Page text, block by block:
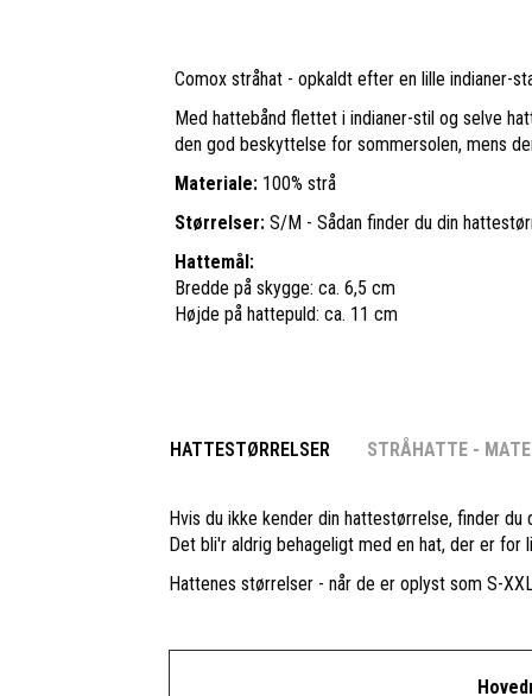
Comox stråhat - opkaldt efter en lille indianer-
Med hattebånd flettet i indianer-stil og selve
den god beskyttelse for sommersolen, mens
Materiale: 100% strå
Størrelser: S/M - Sådan finder du din
Hattemål:
Bredde på skygge: ca. 6,5 cm
Højde på hattepuld: ca. 11 cm
HATTESTØRRELSER STRÅHATTE -
Hvis du ikke kender din hattestørrelse, finder
Det bli'r aldrig behageligt med en hat, der er
Hattenes størrelser - når de er oplyst som S-